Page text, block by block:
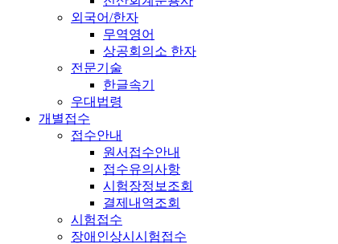
외국어/한자
무역영어
상공회의소 한자
전문기술
한글속기
우대법령
개별접수
접수안내
원서접수안내
접수유의사항
시험장정보조회
결제내역조회
시험접수
장애인상시시험접수